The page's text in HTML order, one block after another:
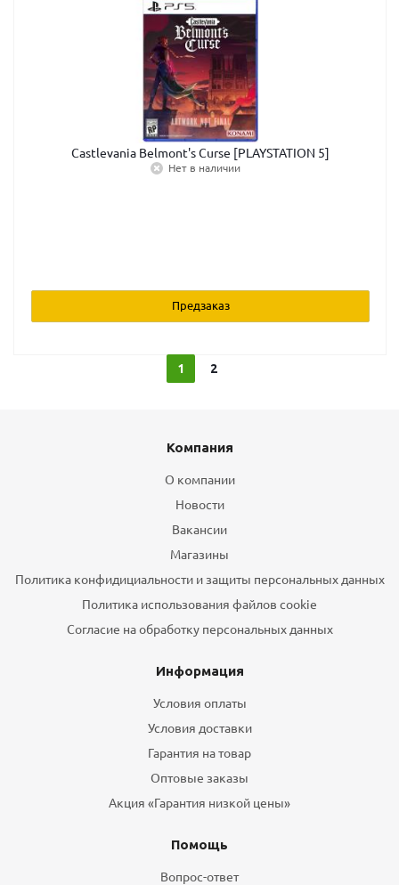
Castlevania Belmont's Curse [PLAYSTATION 5]
Нет в наличии
Предзаказ
1 2
Компания
О компании
Новости
Вакансии
Магазины
Политика конфидициальности и защиты персональных данных
Политика использования файлов cookie
Согласие на обработку персональных данных
Информация
Условия оплаты
Условия доставки
Гарантия на товар
Оптовые заказы
Акция «Гарантия низкой цены»
Помощь
Вопрос-ответ